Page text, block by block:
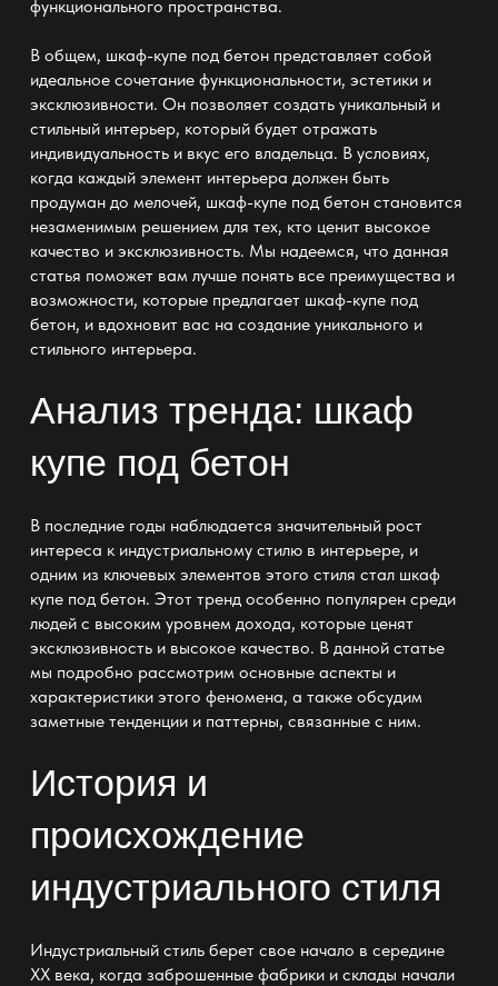
функционального пространства.
В общем, шкаф-купе под бетон представляет собой
идеальное сочетание функциональности, эстетики и
эксклюзивности. Он позволяет создать уникальный и
стильный интерьер, который будет отражать
индивидуальность и вкус его владельца. В условиях,
когда каждый элемент интерьера должен быть
продуман до мелочей, шкаф-купе под бетон становится
незаменимым решением для тех, кто ценит высокое
качество и эксклюзивность. Мы надеемся, что данная
статья поможет вам лучше понять все преимущества и
возможности, которые предлагает шкаф-купе под
бетон, и вдохновит вас на создание уникального и
стильного интерьера.
Анализ тренда: шкаф
купе под бетон
В последние годы наблюдается значительный рост
интереса к индустриальному стилю в интерьере, и
одним из ключевых элементов этого стиля стал шкаф
купе под бетон. Этот тренд особенно популярен среди
людей с высоким уровнем дохода, которые ценят
эксклюзивность и высокое качество. В данной статье
мы подробно рассмотрим основные аспекты и
характеристики этого феномена, а также обсудим
заметные тенденции и паттерны, связанные с ним.
История и
происхождение
индустриального стиля
Индустриальный стиль берет свое начало в середине
XX века, когда заброшенные фабрики и склады начали